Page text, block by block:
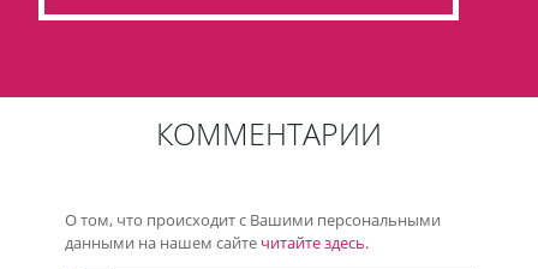
КОММЕНТАРИИ
О том, что происходит с Вашими персональными
данными на нашем сайте читайте здесь.